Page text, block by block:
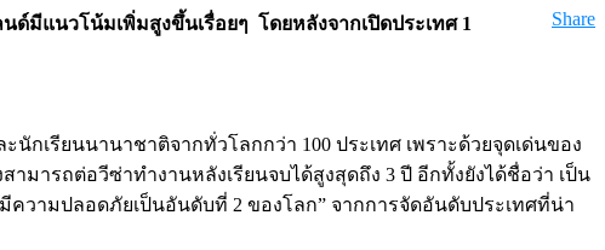
Share
แนวโน้มเพิ่มสูงขึ้นเรื่อยๆ โดยหลังจากเปิดประเทศ 1
เรียนนานาชาติจากทั่วโลกกว่า 100 ประเทศ เพราะด้วยจุดเด่นของ
มารถต่อวีซ่าทำงานหลังเรียนจบได้สูงสุดถึง 3 ปี อีกทั้งยังได้ชื่อว่า เป็น
วามปลอดภัยเป็นอันดับที่ 2 ของโลก” จากการจัดอันดับประเทศที่น่า